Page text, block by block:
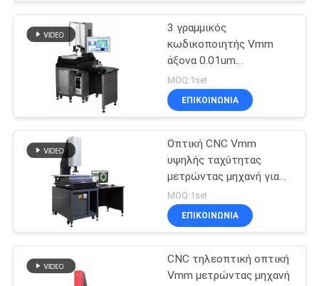
ΈΛΕΓΧΟΣ
ΠΟΙΌΤΗΤΑΣ
ΕΠΙΚΟΙΝΩΝΉΣΤΕ
ΜΑΣ
ΕΙΔΉΣΕΙΣ
ΥΠΟΘΈΣΕΙΣ
SITEMAP
3 γραμμικός
κωδικοποιητής Vmm
άξονα 0.01um
μετρώντας μηχανή
MOQ:1set
ΕΠΙΚΟΙΝΩΝΙΑ
Οπτική CNC Vmm
υψηλής ταχύτητας
μετρώντας μηχανή για
QC την πλήρη
επιθεώρηση
MOQ:1set
ΕΠΙΚΟΙΝΩΝΙΑ
CNC τηλεοπτική οπτική
Vmm μετρώντας μηχανή